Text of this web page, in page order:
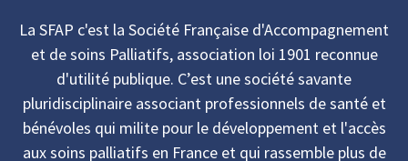
La SFAP c'est la Société Française d'Accompagnement
et de soins Palliatifs, association loi 1901 reconnue
d'utilité publique. C’est une société savante
pluridisciplinaire associant professionnels de santé et
bénévoles qui milite pour le développement et l'accès
aux soins palliatifs en France et qui rassemble plus de